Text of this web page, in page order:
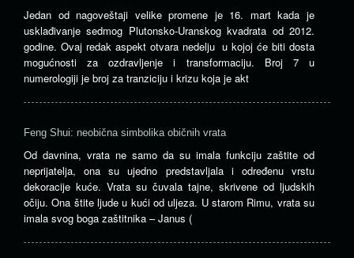
Jedan od nagoveštaji velike promene je 16. mart kada je
usklađivanje sedmog Plutonsko-Uranskog kvadrata od 2012.
godine. Ovaj redak aspekt otvara nedelju u kojoj će biti dosta
mogućnosti za ozdravljenje i transformaciju. Broj 7 u
numerologiji je broj za tranziciju i krizu koja je akt
Feng Shui: neobična simbolika običnih vrata
Od davnina, vrata ne samo da su imala funkciju zaštite od
neprijatelja, ona su ujedno predstavljala i određenu vrstu
dekoracije kuće. Vrata su čuvala tajne, skrivene od ljudskih
očiju. Ona štite ljude u kući od uljeza. U starom Rimu, vrata su
imala svog boga zaštitnika – Janus (